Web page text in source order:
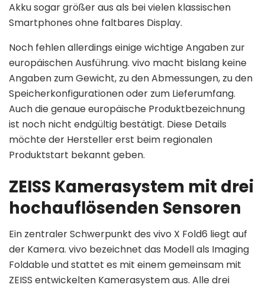
Akku sogar größer aus als bei vielen klassischen
Smartphones ohne faltbares Display.
Noch fehlen allerdings einige wichtige Angaben zur
europäischen Ausführung. vivo macht bislang keine
Angaben zum Gewicht, zu den Abmessungen, zu den
Speicherkonfigurationen oder zum Lieferumfang.
Auch die genaue europäische Produktbezeichnung
ist noch nicht endgültig bestätigt. Diese Details
möchte der Hersteller erst beim regionalen
Produktstart bekannt geben.
ZEISS Kamerasystem mit drei
hochauflösenden Sensoren
Ein zentraler Schwerpunkt des vivo X Fold6 liegt auf
der Kamera. vivo bezeichnet das Modell als Imaging
Foldable und stattet es mit einem gemeinsam mit
ZEISS entwickelten Kamerasystem aus. Alle drei